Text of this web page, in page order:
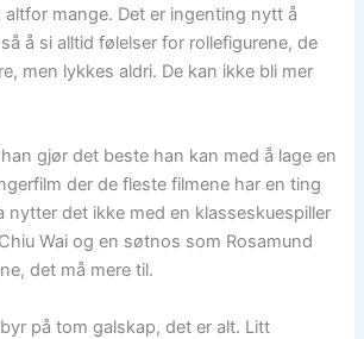
altfor mange. Det er ingenting nytt å
å si alltid følelser for rollefigurene, de
men lykkes aldri. De kan ikke bli mer
gjør det beste han kan med å lage en
der de fleste filmene har en ting
nytter det ikke med en klasseskuespiller
Wai og en søtnos som Rosamund
det må mere til.
på tom galskap, det er alt. Litt